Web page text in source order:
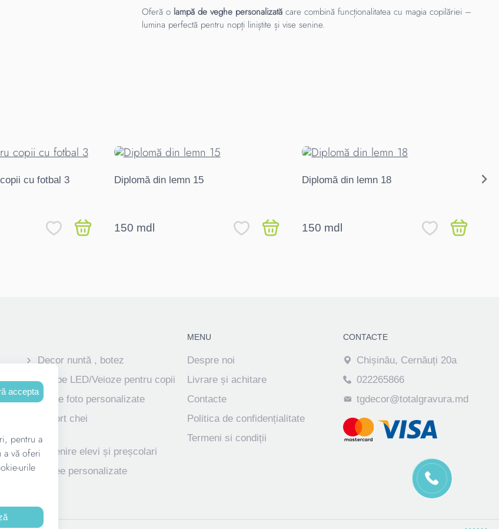
Oferă o lampă de veghe personalizată care combină funcționalitatea cu magia copilăriei –
lumina perfectă pentru nopți liniștite și vise senine.
cu fotbal 3 Diplomă din lemn 15
150 mdl
Diplomă din lemn 18
150 mdl
Decor nuntă , botez
Lampe LED/Veioze pentru copii
Rame foto personalizate
Suport chei
Suvenire elevi și preșcolari
Trofee personalizate
MENU
Despre noi
Livrare și achitare
Contacte
Politica de confidențialitate
Termeni si condiții
CONTACTE
Chișinău, Cernăuți 20a
022265866
tgdecor@totalgravura.md
accepta
pentru a
a vă oferi
urile